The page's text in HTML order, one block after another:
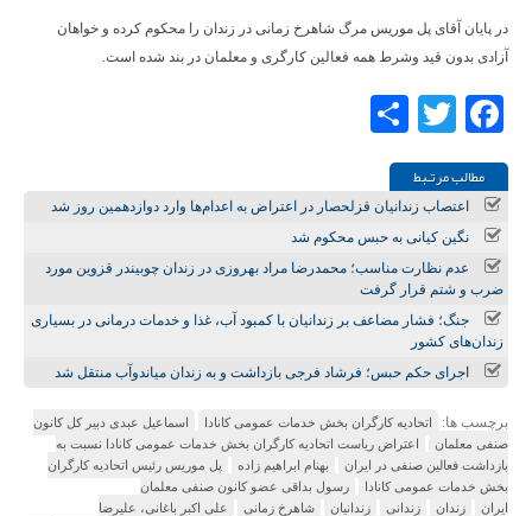
در پایان آقای پل موریس مرگ شاهرخ زمانی در زندان را محکوم کرده و خواهان
آزادی بدون قید وشرط همه فعالین کارگری و معلمان در بند شده است.
Facebook
Twitter
مطالب مرتـبط
اعتصاب زندانیان قزلحصار در اعتراض به اعدام‌ها وارد دوازدهمین روز شد
نگین کیانی به حبس محکوم شد
عدم نظارت مناسب؛ محمدرضا مراد بهروزی در زندان چوبیندر قزوین مورد
ضرب و شتم قرار گرفت
جنگ؛ فشار مضاعف بر زندانیان با کمبود آب، غذا و خدمات درمانی در بسیاری
زندان‌های کشور
اجرای حکم حبس؛ فرشاد فرجی بازداشت و به زندان میاندوآب منتقل شد
برچسب ها: اتحادیه کارگران بخش خدمات عمومی کانادا
اسماعیل عبدی دبیر کل کانون
صنفی معلمان
اعتراض ریاست اتحادیه کارگران بخش خدمات عمومی کانادا نسبت به
بازداشت فعالین صنفی در ایران
بهنام ابراهیم زاده
پل موریس رئیس اتحادیه کارگران
بخش خدمات عمومی کانادا
رسول بداقی عضو کانون صنفی معلمان
ایران
زندان زندانی زندانیان شاهرخ زمانی
علی اکبر باغانی، علیرضا